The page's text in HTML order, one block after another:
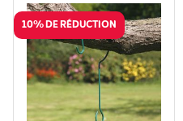
10% DE RÉDUCTION